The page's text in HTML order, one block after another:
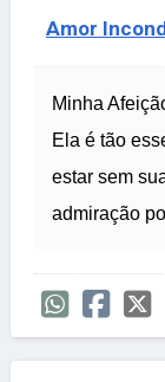
Amor
Minha
Ela é tão
estar sem
admiração